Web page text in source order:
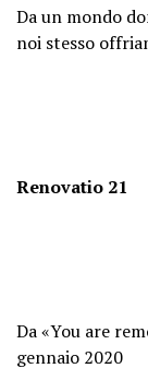
Da un mondo
noi stesso
Renovatio 21
Da «You are
gennaio 2020